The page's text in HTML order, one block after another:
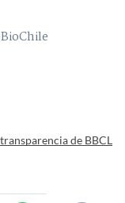
de BBCL